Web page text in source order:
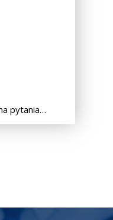
pytania…